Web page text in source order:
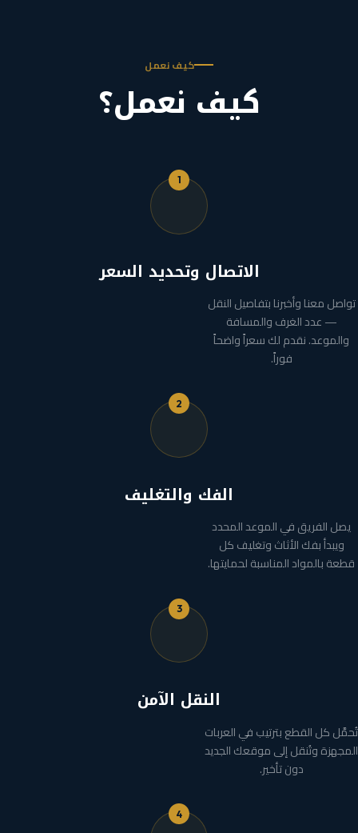
كيف نعمل
كيف نعمل؟
1
الاتصال وتحديد السعر
تواصل معنا وأخبرنا بتفاصيل النقل
— عدد الغرف والمسافة
والموعد. نقدم لك سعراً واضحاً
فوراً.
2
الفك والتغليف
يصل الفريق في الموعد المحدد
ويبدأ بفك الأثاث وتغليف كل
قطعة بالمواد المناسبة لحمايتها.
3
النقل الآمن
تُحمَّل كل القطع بترتيب في العربات
المجهزة وتُنقل إلى موقعك الجديد
دون تأخير.
4